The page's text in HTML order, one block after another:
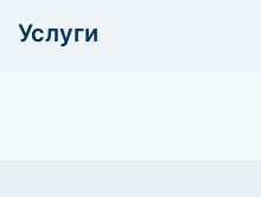
Услуги